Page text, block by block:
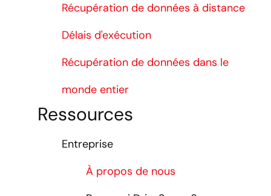
Récupération de données à distance
Délais d'exécution
Récupération de données dans le
monde entier
Ressources
Entreprise
À propos de nous